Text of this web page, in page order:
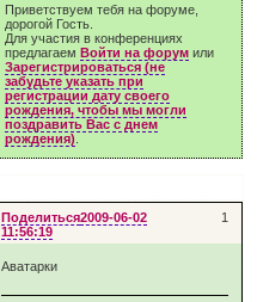
Приветствуем тебя на форуме,
дорогой Гость.
Для участия в конференциях
предлагаемВойти на форум или
Зарегистрироваться (не
забудьте указать при
регистрации дату своего
рождения, чтобы мы могли
поздравить Вас с днем
рождения)
Поделиться 1
2009-06-02
11:56:19
Аватарки